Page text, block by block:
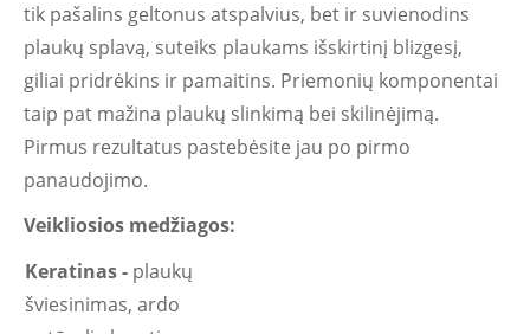
tik pašalins geltonus atspalvius, bet ir suvienodins
plaukų splavą, suteiks plaukams išskirtinį blizgesį,
giliai pridrėkins ir pamaitins. Priemonių komponentai
taip pat mažina plaukų slinkimą bei skilinėjimą.
Pirmus rezultatus pastebėsite jau po pirmo
panaudojimo.
Veikliosios medžiagos:
Keratinas - plaukų
šviesinimas, ardo